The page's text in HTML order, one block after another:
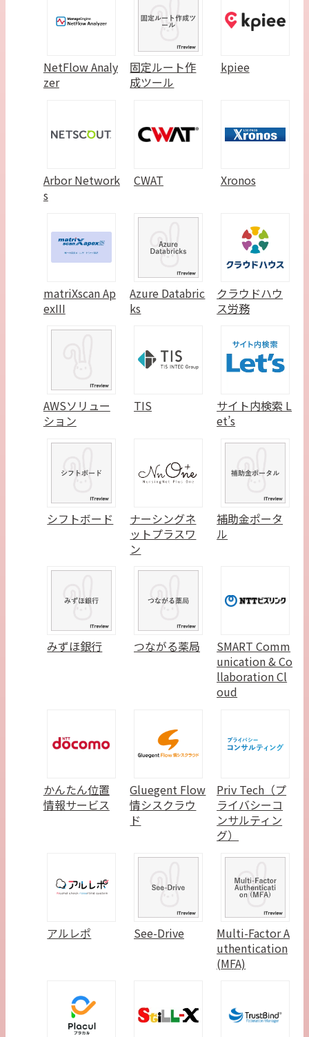
NetFlow Analy
zer
固定ルート作
成ツール
kpiee
Arbor Network
s
CWAT Xronos
matriXscan Ap
exIII
Azure Databric
ks
クラウドハウ
ス労務
AWSソリュー
ション
TIS
サイト内検索 L
et’s
シフトボード
ナーシングネ
ットプラスワ
ン
補助金ポータ
ル
みずほ銀行 つながる薬局
SMART Comm
unication & Co
llaboration Cl
oud
かんたん位置
情報サービス
Gluegent Flow
情シスクラウ
ド
Priv Tech（プ
ライバシーコ
ンサルティン
グ）
アルレポ See-Drive
Multi-Factor A
uthentication
(MFA)